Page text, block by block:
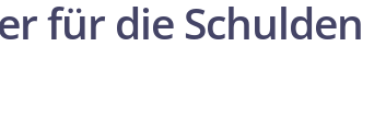
für die Schulden